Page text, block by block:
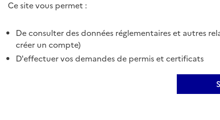
Ce site vous permet :
De consulter des données réglementaires et autres
créer un compte)
D'effectuer vos demandes de permis et certificats